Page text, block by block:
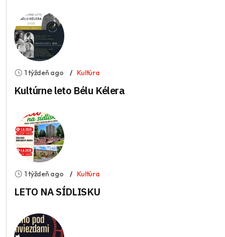
1 týždeň ago Kultúra
Kultúrne leto Bélu Kélera
1 týždeň ago Kultúra
LETO NA SÍDLISKU